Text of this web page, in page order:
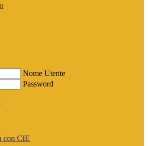
Nome Utente
Password
con CIE